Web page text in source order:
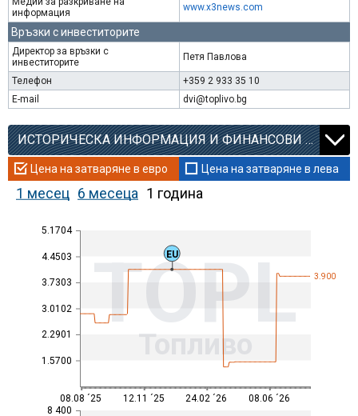
информация
www.x3news.com
Връзки с инвеститорите
Директор за връзки с
инвеститорите
Петя Павлова
Телефон
+359 2 933 35 10
E-mail
dvi@toplivo.bg
ИСТОРИЧЕСКА ИНФОРМАЦИЯ И ФИНАНСОВИ КОЕФИЦИЕНТИ
Цена на затваряне в евро Цена на затваряне в лева
1 месец 6 месеца 1 година
1.5700
2.2901
3.0102
3.7303
4.4503
5.1704
TOPL
Топливо
8 400
3.900
08.08 ´25 12.11 ´25 24.02 ´26 08.06 ´26
EU